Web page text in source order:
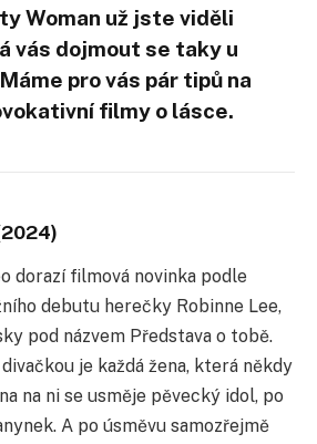
Woman už jste viděli
vás dojmout se taky u
pro vás pár tipů na
filmy o lásce.
dorazí filmová novinka podle
debutu herečky Robinne Lee,
pod názvem Představa o tobě.
je každá žena, která někdy
na ni se usměje pěvecký idol, po
A po úsměvu samozřejmě